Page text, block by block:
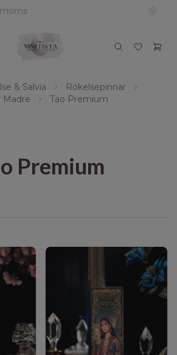
& Salvia
Rökelsepinnar
Madre
Tao Premium
Premium